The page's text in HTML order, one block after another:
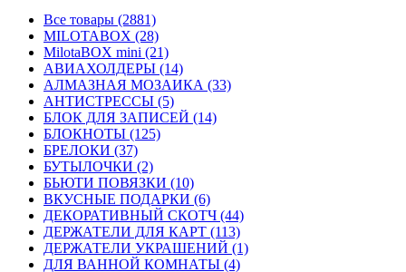
Все товары (2881)
MILOTABOX (28)
MilotaBOX mini (21)
АВИАХОЛДЕРЫ (14)
АЛМАЗНАЯ МОЗАИКА (33)
АНТИСТРЕССЫ (5)
БЛОК ДЛЯ ЗАПИСЕЙ (14)
БЛОКНОТЫ (125)
БРЕЛОКИ (37)
БУТЫЛОЧКИ (2)
БЬЮТИ ПОВЯЗКИ (10)
ВКУСНЫЕ ПОДАРКИ (6)
ДЕКОРАТИВНЫЙ СКОТЧ (44)
ДЕРЖАТЕЛИ ДЛЯ КАРТ (113)
ДЕРЖАТЕЛИ УКРАШЕНИЙ (1)
ДЛЯ ВАННОЙ КОМНАТЫ (4)